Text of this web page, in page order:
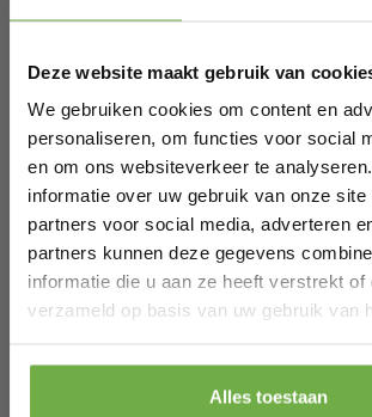
Deze website maakt gebruik van
We gebruiken cookies om content en
personaliseren, om functies voor social
en om ons websiteverkeer te
informatie over uw gebruik van onze site
partners voor social media, adverteren
partners kunnen deze gegevens
informatie die u aan ze heeft verstrekt of
verzameld op basis van uw gebruik van
Alles toestaan
Gerelateerde
textiel - Ø 11cm - E27 -
Prijs op bol.com € 53,50
€ 32,99
-38%
Schrijf je in en ontvang
Bij 2dekansje.com profiteer
kortingen tot wel 70%.
Laat ons weten wanneer je
Pak € 5,- korting